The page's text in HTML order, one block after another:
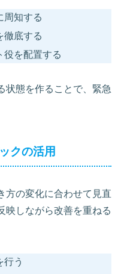
周知する
徹底する
役を配置する
状態を作ることで、緊急
クの活用
方の変化に合わせて見直
映しながら改善を重ねる
行う